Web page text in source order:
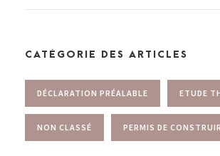
CATÉGORIE DES ARTICLES
DÉCLARATION PRÉALABLE ETUDE
NON CLASSÉ PERMIS DE